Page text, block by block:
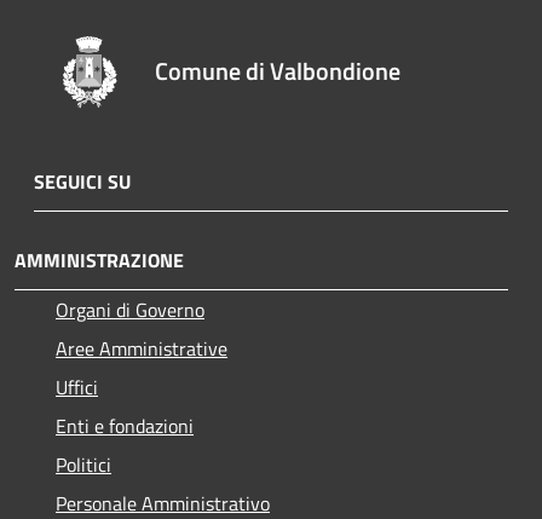
Comune di Valbondione
SEGUICI SU
AMMINISTRAZIONE
Organi di Governo
Aree Amministrative
Uffici
Enti e fondazioni
Politici
Personale Amministrativo